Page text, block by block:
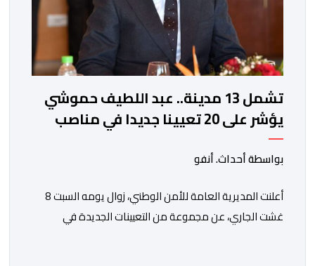
تشمل 13 مدينة.. عبد اللطيف حموشي
يؤشر على 20 تعيينا جديدا في مناصب
المسؤولية بمصالح الأمن الوطني
بواسطة أحداث. أنفو
أعلنت المديرية العامة للأمن الوطني، زوال يومه السبت 8
غشت الجاري، عن مجموعة من التعيينات الجديدة في